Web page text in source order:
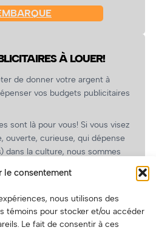
le consentement
nous utilisons des
témoins pour stocker et/ou accéder
Le fait de consentir à ces
À LOUER!
de donner votre argent à
vos budgets publicitaires
sont là pour vous! Si vous visez
ouverte, curieuse, qui dépense
dans la culture, nous sommes
spéciaux pour vous, les